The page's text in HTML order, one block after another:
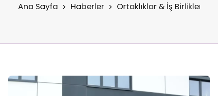
Ana Sayfa Haberler Ortaklıklar & İş Birlikleri